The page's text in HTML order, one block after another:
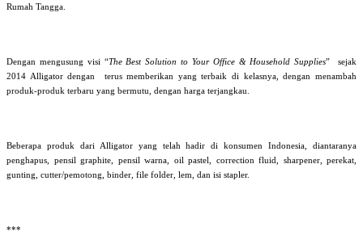
Rumah Tangga.
Dengan mengusung visi “The Best Solution to Your Office & Household Supplies” sejak
2014 Alligator dengan terus memberikan yang terbaik di kelasnya, dengan menambah
produk-produk terbaru yang bermutu, dengan harga terjangkau.
Beberapa produk dari Alligator yang telah hadir di konsumen Indonesia, diantaranya
penghapus, pensil graphite, pensil warna, oil pastel, correction fluid, sharpener, perekat,
gunting, cutter/pemotong, binder, file folder, lem, dan isi stapler.
***